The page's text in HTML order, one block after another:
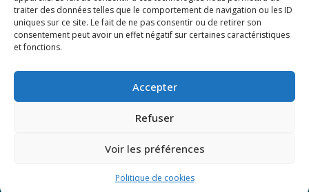
traiter des données telles que le comportement de navigation ou les ID
uniques sur ce site. Le fait de ne pas consentir ou de retirer son
consentement peut avoir un effet négatif sur certaines caractéristiques
et fonctions.
Accepter
Refuser
Voir les préférences
Politique de cookies
Addresse Email:
Création de site internet shiva-creation.com